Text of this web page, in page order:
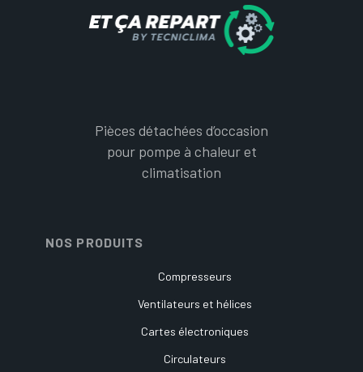
Pièces détachées d’occasion
pour pompe à chaleur et
climatisation
NOS PRODUITS
Compresseurs
Ventilateurs et hélices
Cartes électroniques
Circulateurs